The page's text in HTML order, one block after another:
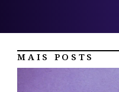
MAIS POSTS